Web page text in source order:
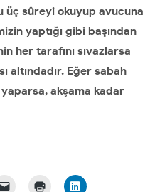
üç sûreyi okuyup avucuna
yaptığı gibi başından
her tarafını sıvazlarsa
altındadır. Eğer sabah
yaparsa, akşama kadar